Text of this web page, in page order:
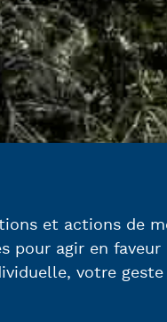
et actions de
agir en faveur
votre